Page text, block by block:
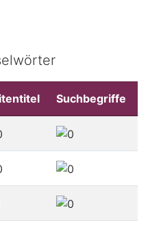
Suchbegriffe